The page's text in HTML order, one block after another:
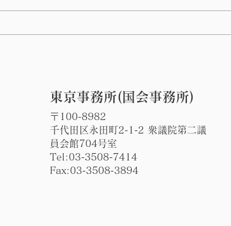
第 76回指宿温泉祭りのハン
東京事務所(国会事務所)
〒100-8982
千代田区永田町2-1-2 衆議院第二議
員会館704号室
Tel:03-3508-7414
Fax:03-3508-3894